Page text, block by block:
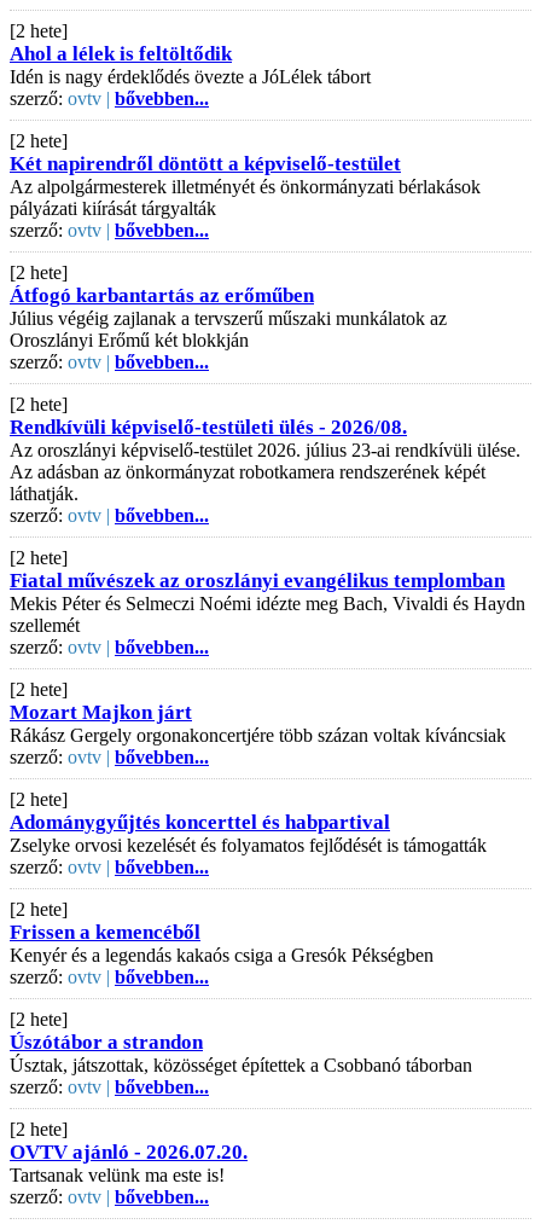
[2 hete]
Ahol a lélek is feltöltődik
Idén is nagy érdeklődés övezte a JóLélek tábort
szerző: ovtv | bővebben...
[2 hete]
Két napirendről döntött a képviselő-testület
Az alpolgármesterek illetményét és önkormányzati bérlakások
pályázati kiírását tárgyalták
szerző: ovtv | bővebben...
[2 hete]
Átfogó karbantartás az erőműben
Július végéig zajlanak a tervszerű műszaki munkálatok az
Oroszlányi Erőmű két blokkján
szerző: ovtv | bővebben...
[2 hete]
Rendkívüli képviselő-testületi ülés - 2026/08.
Az oroszlányi képviselő-testület 2026. július 23-ai rendkívüli ülése.
Az adásban az önkormányzat robotkamera rendszerének képét
láthatják.
szerző: ovtv | bővebben...
[2 hete]
Fiatal művészek az oroszlányi evangélikus templomban
Mekis Péter és Selmeczi Noémi idézte meg Bach, Vivaldi és Haydn
szellemét
szerző: ovtv | bővebben...
[2 hete]
Mozart Majkon járt
Rákász Gergely orgonakoncertjére több százan voltak kíváncsiak
szerző: ovtv | bővebben...
[2 hete]
Adománygyűjtés koncerttel és habpartival
Zselyke orvosi kezelését és folyamatos fejlődését is támogatták
szerző: ovtv | bővebben...
[2 hete]
Frissen a kemencéből
Kenyér és a legendás kakaós csiga a Gresók Pékségben
szerző: ovtv | bővebben...
[2 hete]
Úszótábor a strandon
Úsztak, játszottak, közösséget építettek a Csobbanó táborban
szerző: ovtv | bővebben...
[2 hete]
OVTV ajánló - 2026.07.20.
Tartsanak velünk ma este is!
szerző: ovtv | bővebben...